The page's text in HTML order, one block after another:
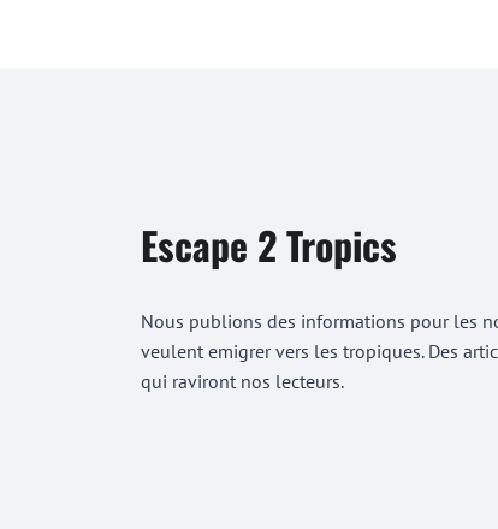
Escape 2 Tropics
Nous publions des informations pour les
veulent emigrer vers les tropiques. Des
qui raviront nos lecteurs.